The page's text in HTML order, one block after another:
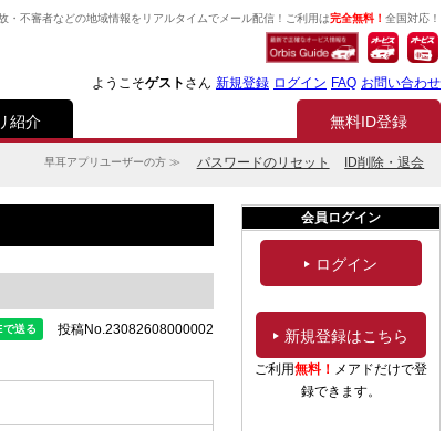
・不審者などの地域情報をリアルタイムでメール配信！ご利用は完全無料！ 全国対応！
ようこそゲスト さん 新規登録 ログイン FAQ お問い合わせ
紹介 無料ID登録
早耳アプリユーザーの方 ≫ パスワードのリセット ID削除・退会
投稿No.23082608000002
会員ログイン
ログイン
新規登録はこちら
ご利用無料！ メアドだけで登
録できます。